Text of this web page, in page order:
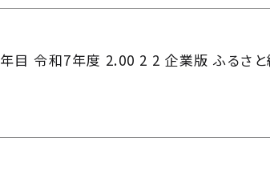
目 令和7年度 2.00 2 2 企業版 ふるさ